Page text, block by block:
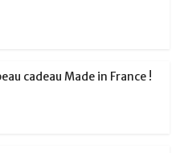
cadeau Made in France !